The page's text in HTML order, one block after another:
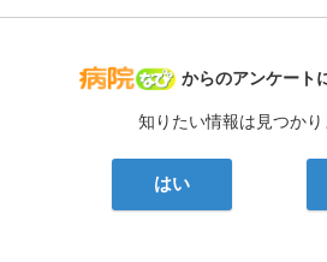
病院なび
からのアンケート
知りたい情報は見つか
はい